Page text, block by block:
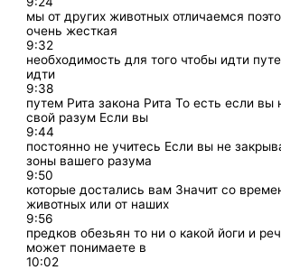
мы от других животных отличаемся
очень жесткая
9:32
необходимость для того чтобы идти
идти
9:38
путем Рита закона Рита То есть если вы
свой разум Если вы
9:44
постоянно не учитесь Если вы не
зоны вашего разума
9:50
которые достались вам Значит со
животных или от наших
9:56
предков обезьян то ни о какой йоги и
может понимаете в
10:02